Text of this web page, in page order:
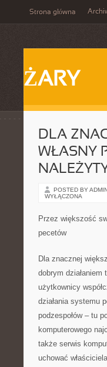
Strona główna
ŻARY
DLA
WŁASNY
POSTED BY
WYŁĄCZONA
Przez większość
pecetów
Dla znacznej
dobrym
użytkownicy
działania systemu
podzespołów – tu
komputerowego
także serwis
uchować